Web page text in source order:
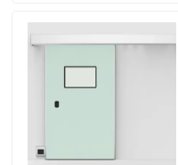
우리에 대하여
공장 여행